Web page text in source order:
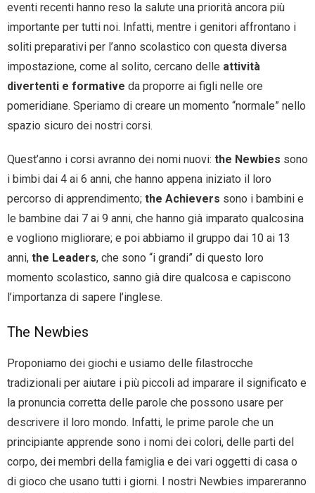
eventi recenti hanno reso la salute una priorità ancora più
importante per tutti noi. Infatti, mentre i genitori affrontano i
soliti preparativi per l’anno scolastico con questa diversa
impostazione, come al solito, cercano delle attività
divertenti e formative da proporre ai figli nelle ore
pomeridiane. Speriamo di creare un momento “normale” nello
spazio sicuro dei nostri corsi.
Quest’anno i corsi avranno dei nomi nuovi: the Newbies sono
i bimbi dai 4 ai 6 anni, che hanno appena iniziato il loro
percorso di apprendimento; the Achievers sono i bambini e
le bambine dai 7 ai 9 anni, che hanno già imparato qualcosina
e vogliono migliorare; e poi abbiamo il gruppo dai 10 ai 13
anni, the Leaders, che sono “i grandi” di questo loro
momento scolastico, sanno già dire qualcosa e capiscono
l’importanza di sapere l’inglese.
The Newbies
Proponiamo dei giochi e usiamo delle filastrocche
tradizionali per aiutare i più piccoli ad imparare il significato e
la pronuncia corretta delle parole che possono usare per
descrivere il loro mondo. Infatti, le prime parole che un
principiante apprende sono i nomi dei colori, delle parti del
corpo, dei membri della famiglia e dei vari oggetti di casa o
di gioco che usano tutti i giorni. I nostri Newbies impareranno